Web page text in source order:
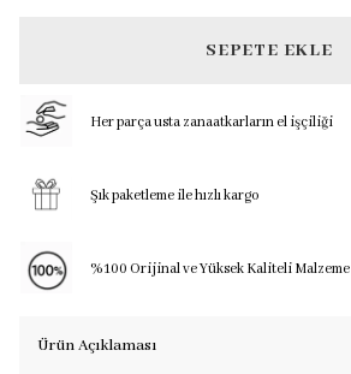
SEPETE EKLE
Her parça usta zanaatkarların el işçiliği
Şık paketleme ile hızlı kargo
%100 Orijinal ve Yüksek Kaliteli Malzeme
Ürün Açıklaması